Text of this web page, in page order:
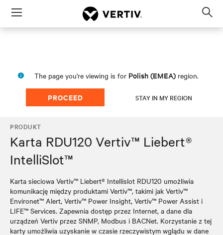
Menu
The page you're viewing is for Polish (EMEA) region.
PROCEED STAY IN MY REGION
PRODUKT
Karta RDU120 Vertiv™ Liebert®
IntelliSlot™
Karta sieciowa Vertiv™ Liebert® Intellislot RDU120 umożliwia
komunikację między produktami Vertiv™, takimi jak Vertiv™
Environet™ Alert, Vertiv™ Power Insight, Vertiv™ Power Assist i
LIFE™ Services. Zapewnia dostęp przez Internet, a dane dla
urządzeń Vertiv przez SNMP, Modbus i BACNet. Korzystanie z tej
karty umożliwia uzyskanie w czasie rzeczywistym wglądu w dane